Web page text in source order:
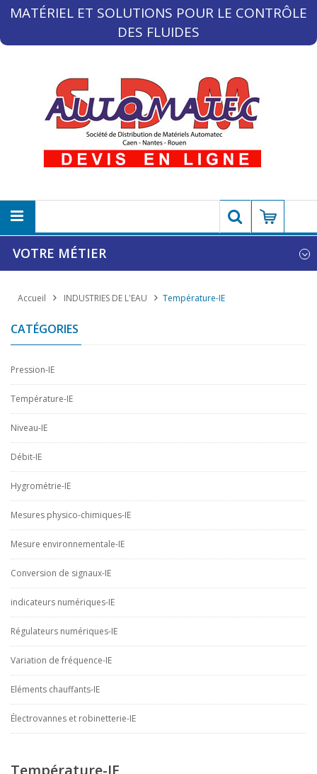
MATÉRIEL ET SOLUTIONS POUR LE CONTRÔLE
DES FLUIDES
VOTRE MÉTIER
Accueil INDUSTRIES DE L'EAU Température-IE
CATÉGORIES
Pression-IE
Température-IE
Niveau-IE
Débit-IE
Hygrométrie-IE
Mesures physico-chimiques-IE
Mesure environnementale-IE
Conversion de signaux-IE
indicateurs numériques-IE
Régulateurs numériques-IE
Variation de fréquence-IE
Eléments chauffants-IE
Électrovannes et robinetterie-IE
Température-IE